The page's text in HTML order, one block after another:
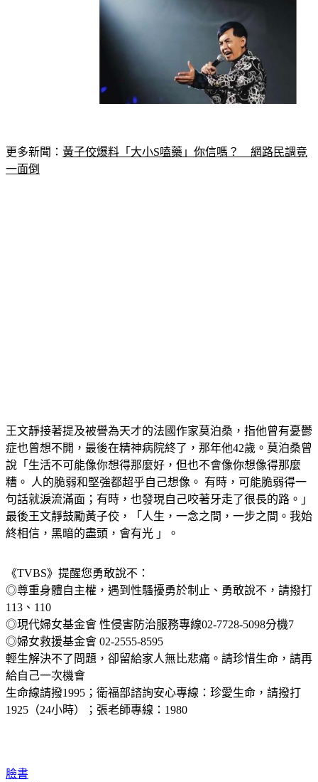
更多新聞：
王文靜接著提及被譽為天才的法國作家莫泊桑，指他曾有憂鬱
症也曾想不開，最後在精神病院終了，那年他42歲。莫泊桑曾
說「生活不可能像你想得那麼好，但也不會像你想像得那麼
糟。 人的脆弱和堅強都超乎自己想像。 有時，可能脆弱得一
句話就淚流滿面；有時，也發現自己咬著牙走了很長的路。」
最後王文靜鼓勵黃子佼，「人生，一念之間，一步之間。我始
《TVBS》提醒您勇敢說不：
◎尊重身體自主權，遇到性騷擾勇於制止、勇敢說不，請撥打
113、110
◎現代婦女基金會 性侵害防治服務專線02-7728-5098分機7
◎婦女救援基金會 02-2555-8595
輕生解決不了問題，卻留給家人無比悲痛。請珍惜生命，請再
給自己一次機會
生命線請撥1995；衛福部諮詢安心專線：珍愛生命，請撥打